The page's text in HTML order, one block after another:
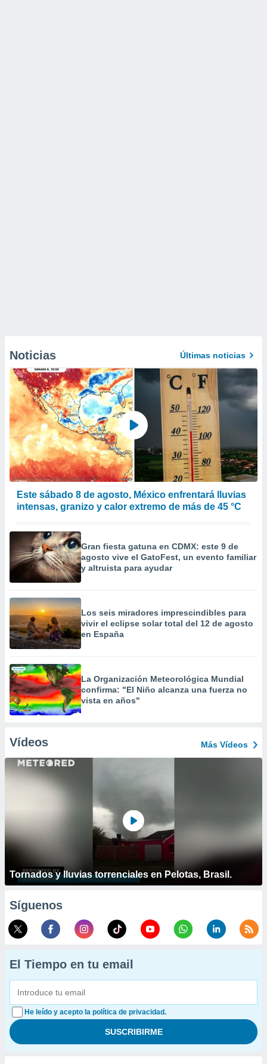
Noticias Últimas noticias
Este sábado 8 de agosto, México enfrentará lluvias
intensas, granizo y calor extremo de más de 45 °C
Gran fiesta gatuna en CDMX: este 9 de
agosto vive el GatoFest, un evento familiar
y altruista para ayudar
Los seis miradores imprescindibles para
vivir el eclipse solar total del 12 de agosto
en España
La Organización Meteorológica Mundial
confirma: "El Niño alcanza una fuerza no
vista en años"
Vídeos Más Vídeos
Tornados y lluvias torrenciales en Pelotas, Brasil.
Síguenos
El Tiempo en tu email
He leído y acepto la política de privacidad.